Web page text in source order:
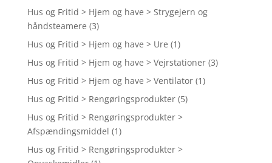
Hus og Fritid > Hjem og have > Strygejern og
håndsteamere (3)
Hus og Fritid > Hjem og have > Ure (1)
Hus og Fritid > Hjem og have > Vejrstationer (3)
Hus og Fritid > Hjem og have > Ventilator (1)
Hus og Fritid > Rengøringsprodukter (5)
Hus og Fritid > Rengøringsprodukter >
Afspændingsmiddel (1)
Hus og Fritid > Rengøringsprodukter >